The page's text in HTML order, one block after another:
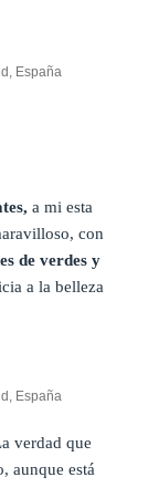
España
a mi esta
con
de verdes y
a la belleza
España
verdad que
aunque está